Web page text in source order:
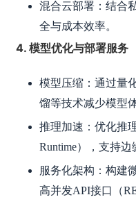
混合云部署：结合
全与成本效率。
4. 模型优化与部署服务
模型压缩：通过量
馏等技术减少模型
推理加速：优化推
Runtime），支持边
服务化架构：构建
高并发API接口（